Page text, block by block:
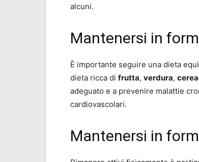
alcuni.
Mantenersi in
È importante seguire una dieta
dieta ricca di frutta, verdura,
adeguato e a prevenire malattie
cardiovascolari.
Mantenersi in